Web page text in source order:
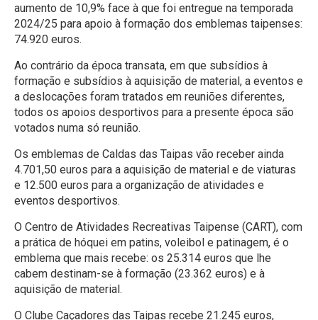
aumento de 10,9% face à que foi entregue na temporada
2024/25 para apoio à formação dos emblemas taipenses:
74.920 euros.
Ao contrário da época transata, em que subsídios à
formação e subsídios à aquisição de material, a eventos e
a deslocações foram tratados em reuniões diferentes,
todos os apoios desportivos para a presente época são
votados numa só reunião.
Os emblemas de Caldas das Taipas vão receber ainda
4.701,50 euros para a aquisição de material e de viaturas
e 12.500 euros para a organização de atividades e
eventos desportivos.
O Centro de Atividades Recreativas Taipense (CART), com
a prática de hóquei em patins, voleibol e patinagem, é o
emblema que mais recebe: os 25.314 euros que lhe
cabem destinam-se à formação (23.362 euros) e à
aquisição de material.
O Clube Caçadores das Taipas recebe 21.245 euros,